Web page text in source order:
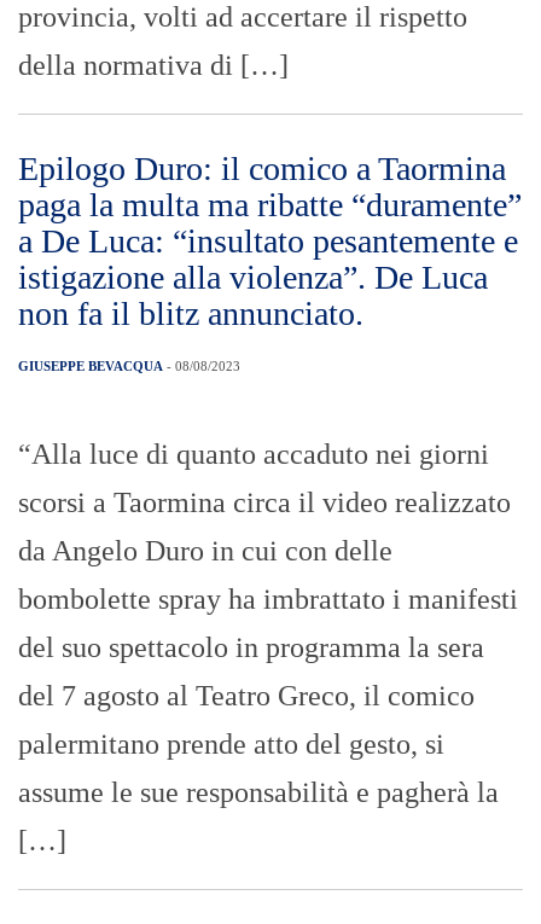
provincia, volti ad accertare il rispetto
della normativa di […]
Epilogo Duro: il comico a Taormina
paga la multa ma ribatte “duramente”
a De Luca: “insultato pesantemente e
istigazione alla violenza”. De Luca
non fa il blitz annunciato.
GIUSEPPE BEVACQUA - 08/08/2023
“Alla luce di quanto accaduto nei giorni
scorsi a Taormina circa il video realizzato
da Angelo Duro in cui con delle
bombolette spray ha imbrattato i manifesti
del suo spettacolo in programma la sera
del 7 agosto al Teatro Greco, il comico
palermitano prende atto del gesto, si
assume le sue responsabilità e pagherà la
[…]